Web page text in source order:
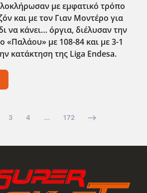
με εμφατικό τρόπο
και με τον Γιαν Μοντέρο για
να κάνει… όργια, διέλυσαν την
με 108-84 και με 3-1
κατάκτηση της Liga Endesa.
3 4 … 172